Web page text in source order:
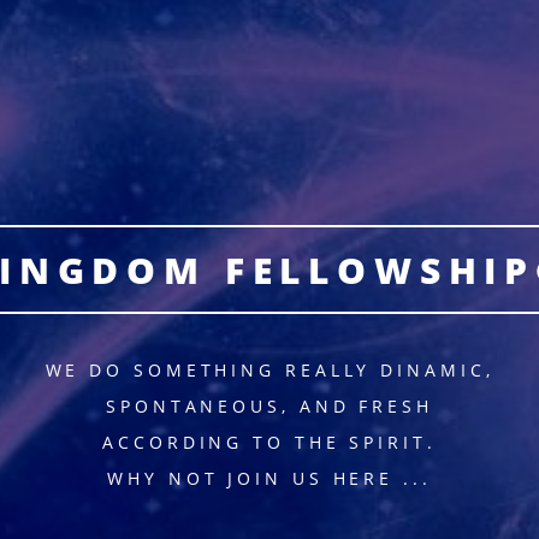
WE DO SOMETHING REALLY DINAMIC,
SPONTANEOUS, AND FRESH
ACCORDING TO THE SPIRIT.
WHY NOT JOIN US HERE ...